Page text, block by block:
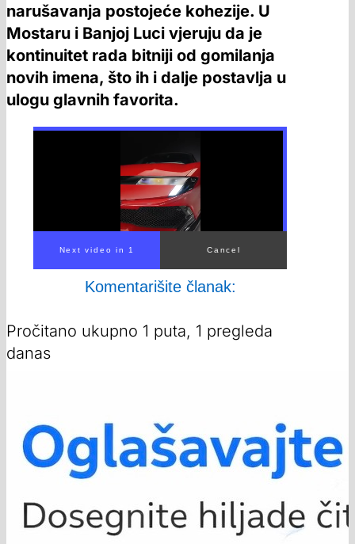
narušavanja postojeće kohezije. U
Mostaru i Banjoj Luci vjeruju da je
kontinuitet rada bitniji od gomilanja
novih imena, što ih i dalje postavlja u
ulogu glavnih favorita.
Komentarišite članak:
Pročitano ukupno 1 puta, 1 pregleda
danas